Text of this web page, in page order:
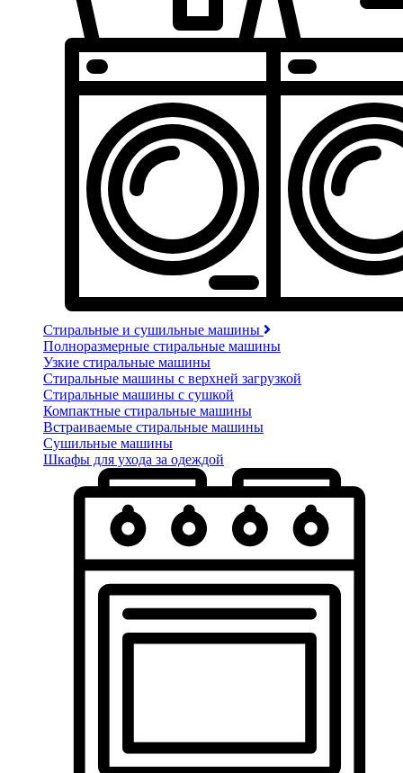
Стиральные и сушильные машины
Полноразмерные стиральные машины
Узкие стиральные машины
Стиральные машины с верхней загрузкой
Стиральные машины с сушкой
Компактные стиральные машины
Встраиваемые стиральные машины
Сушильные машины
Шкафы для ухода за одеждой